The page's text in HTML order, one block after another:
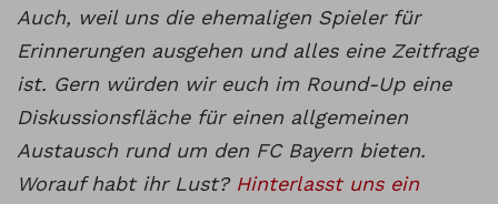
Auch, weil uns die ehemaligen Spieler für
Erinnerungen ausgehen und alles eine Zeitfrage
ist. Gern würden wir euch im Round-Up eine
Diskussionsfläche für einen allgemeinen
Austausch rund um den FC Bayern bieten.
Worauf habt ihr Lust? Hinterlasst uns ein